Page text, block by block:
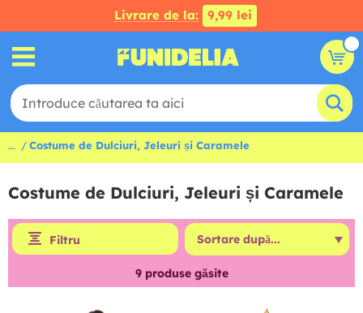
Livrare de la: 9,99 lei
... Costume de Dulciuri, Jeleuri și Caramele
Costume de Dulciuri, Jeleuri și Caramele
Filtru
9produse găsite